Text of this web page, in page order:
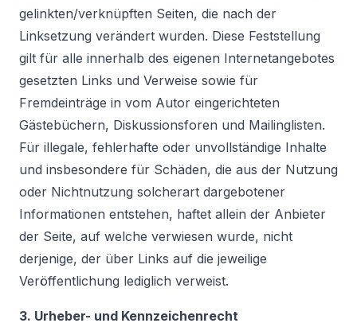
gelinkten/verknüpften Seiten, die nach der
Linksetzung verändert wurden. Diese Feststellung
gilt für alle innerhalb des eigenen Internetangebotes
gesetzten Links und Verweise sowie für
Fremdeinträge in vom Autor eingerichteten
Gästebüchern, Diskussionsforen und Mailinglisten.
Für illegale, fehlerhafte oder unvollständige Inhalte
und insbesondere für Schäden, die aus der Nutzung
oder Nichtnutzung solcherart dargebotener
Informationen entstehen, haftet allein der Anbieter
der Seite, auf welche verwiesen wurde, nicht
derjenige, der über Links auf die jeweilige
Veröffentlichung lediglich verweist.
3. Urheber- und Kennzeichenrecht